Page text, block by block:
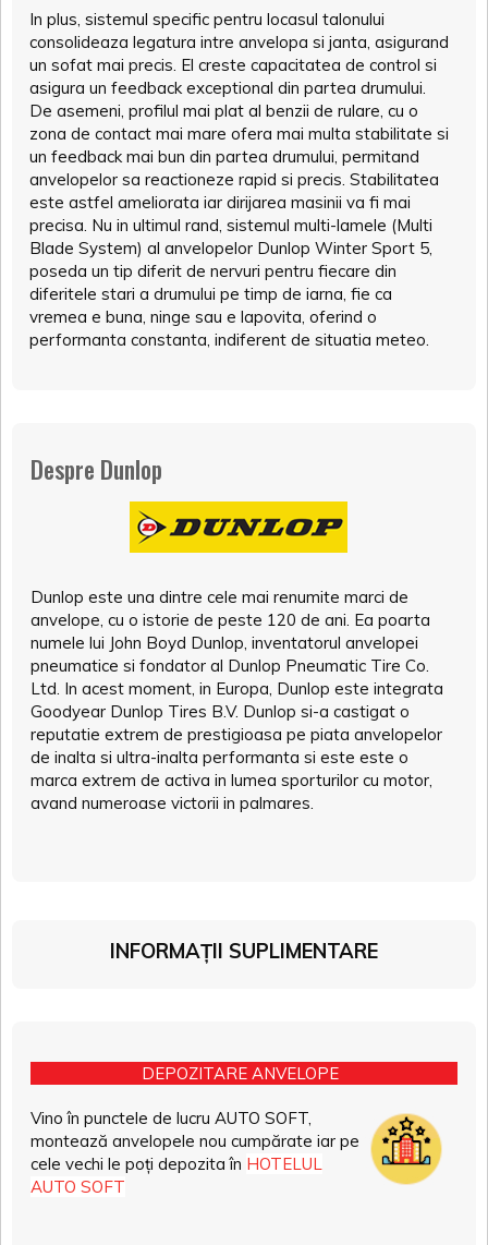
In plus, sistemul specific pentru locasul talonului
consolideaza legatura intre anvelopa si janta, asigurand
un sofat mai precis. El creste capacitatea de control si
asigura un feedback exceptional din partea drumului.
De asemeni, profilul mai plat al benzii de rulare, cu o
zona de contact mai mare ofera mai multa stabilitate si
un feedback mai bun din partea drumului, permitand
anvelopelor sa reactioneze rapid si precis. Stabilitatea
este astfel ameliorata iar dirijarea masinii va fi mai
precisa. Nu in ultimul rand, sistemul multi-lamele (Multi
Blade System) al anvelopelor Dunlop Winter Sport 5,
poseda un tip diferit de nervuri pentru fiecare din
diferitele stari a drumului pe timp de iarna, fie ca
vremea e buna, ninge sau e lapovita, oferind o
performanta constanta, indiferent de situatia meteo.
Despre Dunlop
Dunlop este una dintre cele mai renumite marci de
anvelope, cu o istorie de peste 120 de ani. Ea poarta
numele lui John Boyd Dunlop, inventatorul anvelopei
pneumatice si fondator al Dunlop Pneumatic Tire Co.
Ltd. In acest moment, in Europa, Dunlop este integrata
Goodyear Dunlop Tires B.V. Dunlop si-a castigat o
reputatie extrem de prestigioasa pe piata anvelopelor
de inalta si ultra-inalta performanta si este este o
marca extrem de activa in lumea sporturilor cu motor,
avand numeroase victorii in palmares.
INFORMAȚII SUPLIMENTARE
DEPOZITARE ANVELOPE
Vino în punctele de lucru AUTO SOFT,
montează anvelopele nou cumpărate iar pe
cele vechi le poți depozita în HOTELUL
AUTO SOFT